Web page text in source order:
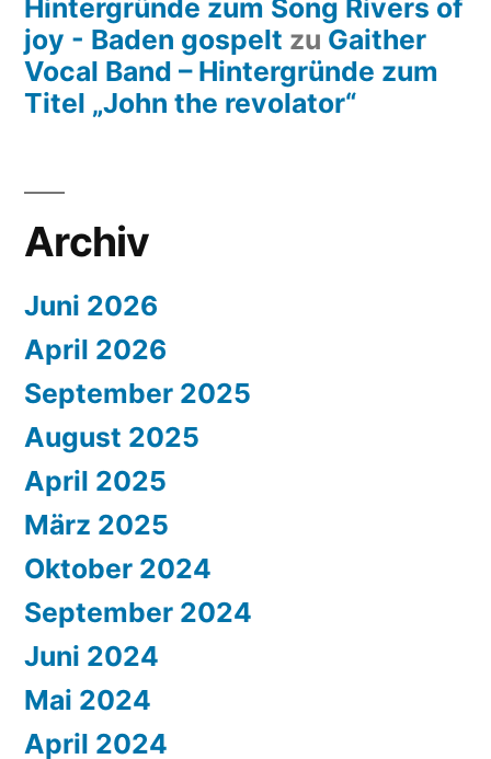
Hintergründe zum Song Rivers of
joy - Baden gospelt zu Gaither
Vocal Band – Hintergründe zum
Titel „John the revolator“
Archiv
Juni 2026
April 2026
September 2025
August 2025
April 2025
März 2025
Oktober 2024
September 2024
Juni 2024
Mai 2024
April 2024